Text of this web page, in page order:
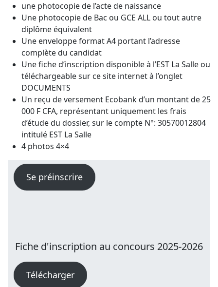
une photocopie de l’acte de naissance
Une photocopie de Bac ou GCE ALL ou tout autre
diplôme équivalent
Une enveloppe format A4 portant l’adresse
complète du candidat
Une fiche d’inscription disponible à l’EST La Salle ou
téléchargeable sur ce site internet à l’onglet
DOCUMENTS
Un reçu de versement Ecobank d’un montant de 25
000 F CFA, représentant uniquement les frais
d’étude du dossier, sur le compte N°: 30570012804
intitulé EST La Salle
4 photos 4×4
Se préinscrire
Fiche d'inscription au concours 2025-2026
Télécharger